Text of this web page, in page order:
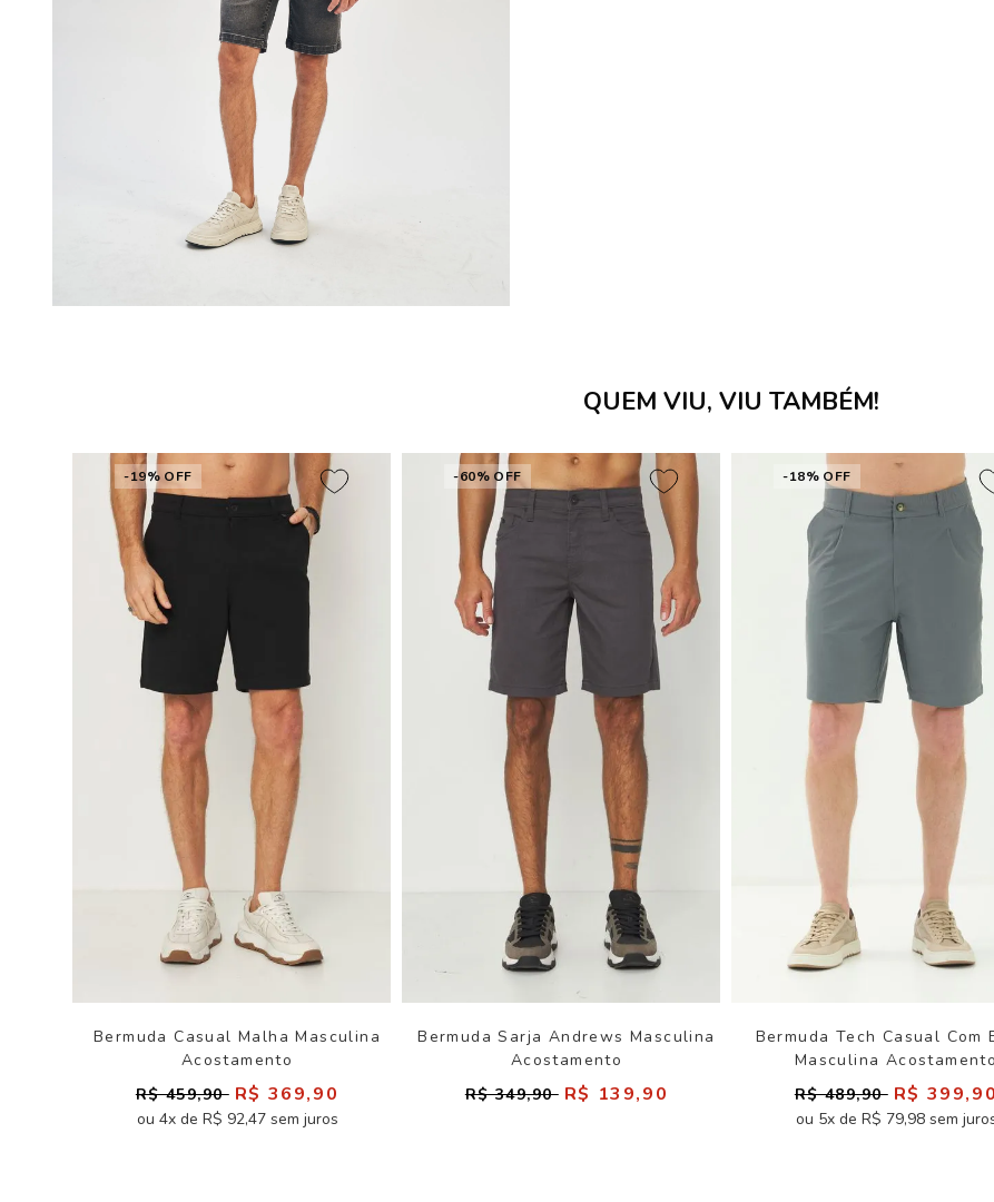
QUEM VIU, VIU TAMBÉM!
-19% OFF
Bermuda Casual Malha Masculina
Acostamento
R$ 459,90 R$ 369,90
ou 4x de R$ 92,47 sem juros
-60% OFF
Bermuda Sarja Andrews Masculina
Acostamento
R$ 349,90 R$ 139,90
-18% OFF
Bermuda Tech Casual Com
Masculina Acostamento
R$ 489,90 R$ 399,90
ou 5x de R$ 79,98 sem